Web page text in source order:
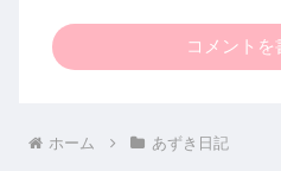
コメントを
ホーム あずき日記